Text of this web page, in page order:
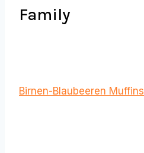
Family
Birnen-Blaubeeren Muffins